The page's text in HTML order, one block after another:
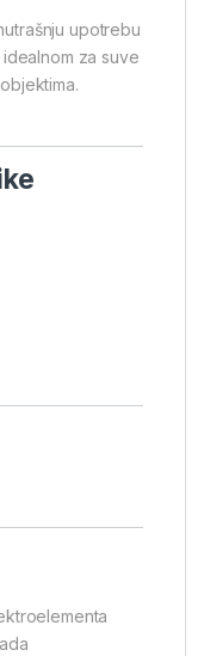
upotrebu
idealnom za suve